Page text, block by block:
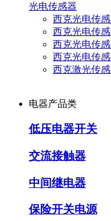
光电传感器
西克光电传感
西克光电传感
西克光电传
西克光电传
西克激光传
电器产品类
低压电器开关
交流接触器
中间继电器
保险开关电源